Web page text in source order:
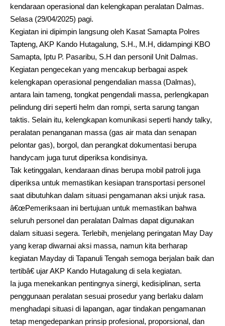
kendaraan operasional dan kelengkapan peralatan Dalmas.
Selasa (29/04/2025) pagi.
Kegiatan ini dipimpin langsung oleh Kasat Samapta Polres
Tapteng, AKP Kando Hutagalung, S.H., M.H, didampingi KBO
Samapta, Iptu P. Pasaribu, S.H dan personil Unit Dalmas.
Kegiatan pengecekan yang mencakup berbagai aspek
kelengkapan operasional pengendalian massa (Dalmas),
antara lain tameng, tongkat pengendali massa, perlengkapan
pelindung diri seperti helm dan rompi, serta sarung tangan
taktis. Selain itu, kelengkapan komunikasi seperti handy talky,
peralatan penanganan massa (gas air mata dan senapan
pelontar gas), borgol, dan perangkat dokumentasi berupa
handycam juga turut diperiksa kondisinya.
Tak ketinggalan, kendaraan dinas berupa mobil patroli juga
diperiksa untuk memastikan kesiapan transportasi personel
saat dibutuhkan dalam situasi pengamanan aksi unjuk rasa.
â€œPemeriksaan ini bertujuan untuk memastikan bahwa
seluruh personel dan peralatan Dalmas dapat digunakan
dalam situasi segera. Terlebih, menjelang peringatan May Day
yang kerap diwarnai aksi massa, namun kita berharap
kegiatan Mayday di Tapanuli Tengah semoga berjalan baik dan
tertibâ€ ujar AKP Kando Hutagalung di sela kegiatan.
Ia juga menekankan pentingnya sinergi, kedisiplinan, serta
penggunaan peralatan sesuai prosedur yang berlaku dalam
menghadapi situasi di lapangan, agar tindakan pengamanan
tetap mengedepankan prinsip profesional, proporsional, dan